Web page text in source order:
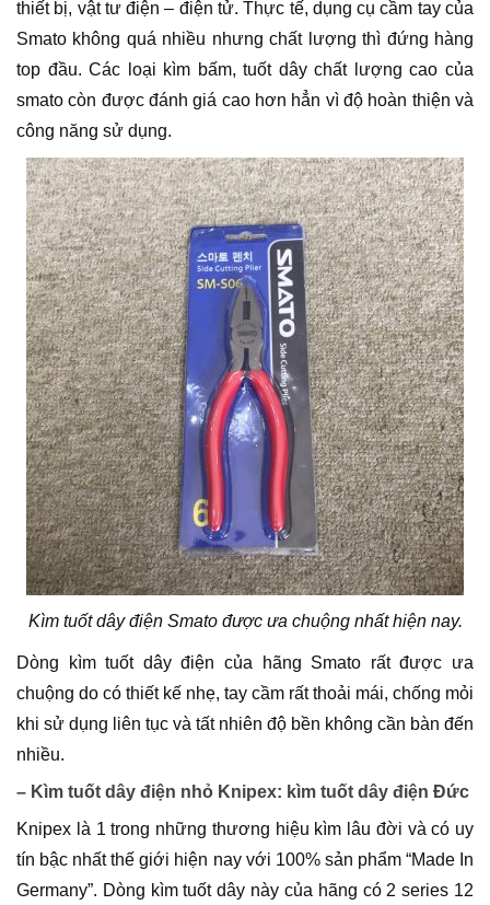
thiết bị, vật tư điện – điện tử. Thực tế, dụng cụ cầm tay của
Smato không quá nhiều nhưng chất lượng thì đứng hàng
top đầu. Các loại kìm bấm, tuốt dây chất lượng cao của
smato còn được đánh giá cao hơn hẳn vì độ hoàn thiện và
công năng sử dụng.
Kìm tuốt dây điện Smato được ưa chuộng nhất hiện nay.
Dòng kìm tuốt dây điện của hãng Smato rất được ưa
chuộng do có thiết kế nhẹ, tay cầm rất thoải mái, chống mỏi
khi sử dụng liên tục và tất nhiên độ bền không cần bàn đến
nhiều.
– Kìm tuốt dây điện nhỏ Knipex: kìm tuốt dây điện Đức
Knipex là 1 trong những thương hiệu kìm lâu đời và có uy
tín bậc nhất thế giới hiện nay với 100% sản phẩm “Made In
Germany”. Dòng kìm tuốt dây này của hãng có 2 series 12